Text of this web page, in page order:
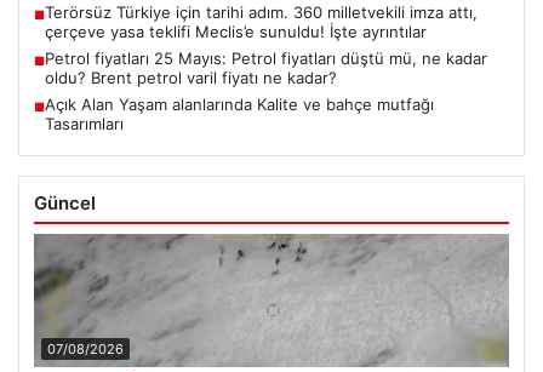
■Terörsüz Türkiye için tarihi adım. 360 milletvekili imza attı,
çerçeve yasa teklifi Meclis’e sunuldu! İşte ayrıntılar
■Petrol fiyatları 25 Mayıs: Petrol fiyatları düştü mü, ne kadar
oldu? Brent petrol varil fiyatı ne kadar?
■Açık Alan Yaşam alanlarında Kalite ve bahçe mutfağı
Tasarımları
Güncel
07/08/2026